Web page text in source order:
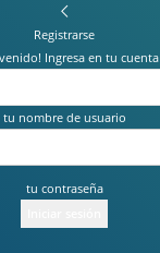
Registrarse
Ingresa en tu cuenta
tu nombre de usuario
tu contraseña